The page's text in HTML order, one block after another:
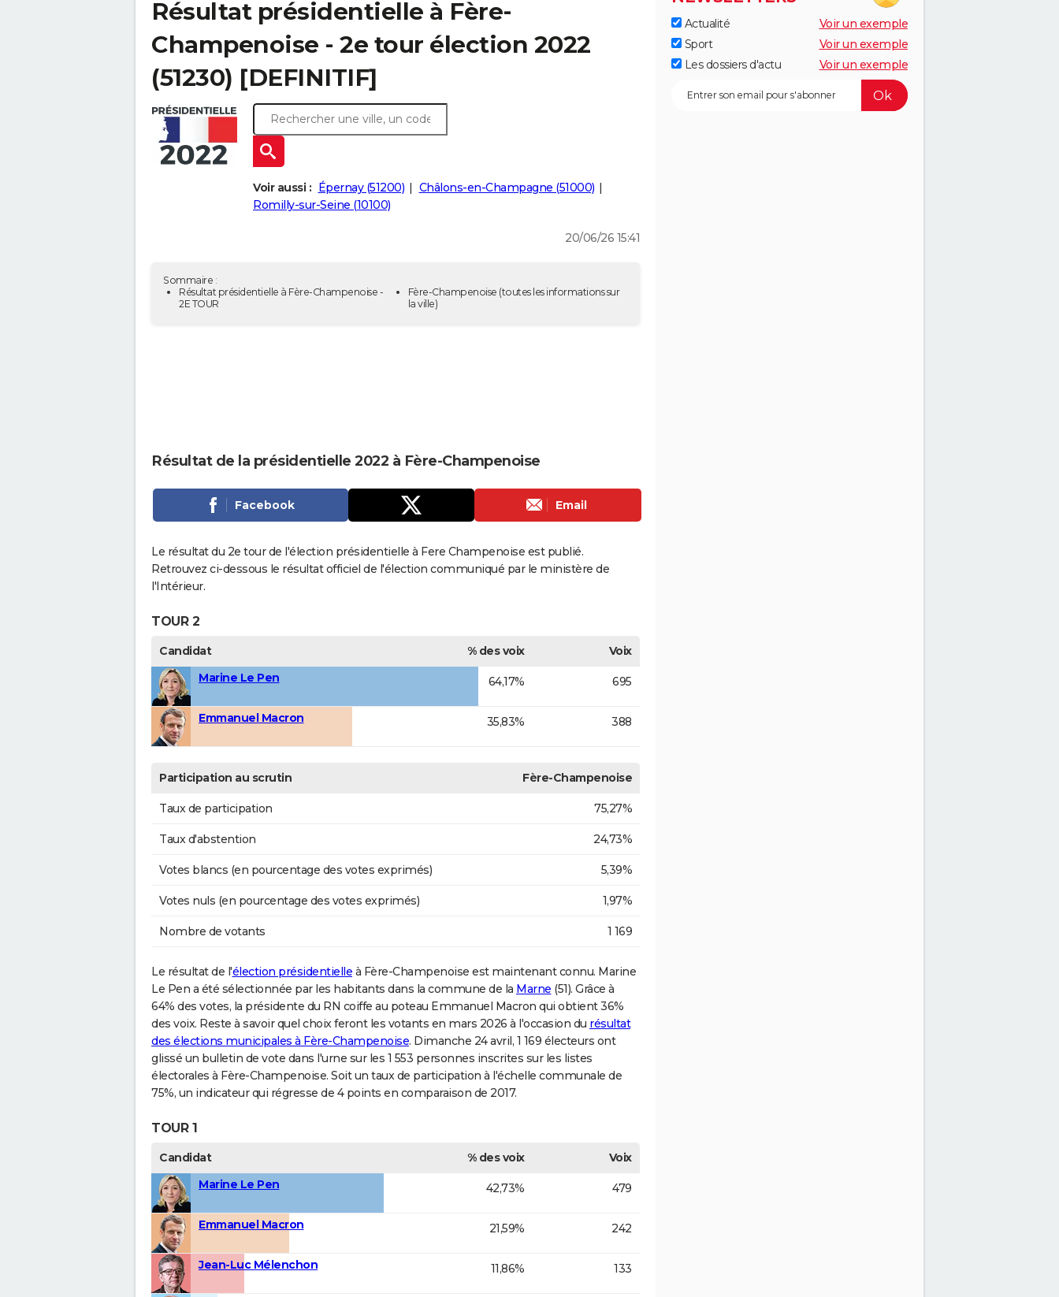
Résultat présidentielle à Fère-
Champenoise - 2e tour élection 2022
(51230) [DEFINITIF]
Voir aussi : Épernay (51200)
Châlons-en-Champagne (51000)
Romilly-sur-Seine (10100)
20/06/26 15:41
Sommaire :
Résultat présidentielle à Fère-Champenoise -
2E TOUR
Fère-Champenoise (toutes les informations sur
la ville)
Résultat de la présidentielle 2022 à Fère-Champenoise
Facebook Email
Le résultat du 2e tour de l'élection présidentielle à Fere Champenoise est publié.
Retrouvez ci-dessous le résultat officiel de l'élection communiqué par le ministère de
l'Intérieur.
TOUR 2
Candidat % des voix
Voix
Marine Le Pen
64,17% 695
Emmanuel Macron 35,83% 388
Participation au scrutin Fère-Champenoise
Taux de participation 75,27%
Taux d'abstention 24,73%
Votes blancs (en pourcentage des votes exprimés) 5,39%
Votes nuls (en pourcentage des votes exprimés) 1,97%
Nombre de votants 1 169
Le résultat de l'élection présidentielle à Fère-Champenoise est maintenant connu. Marine
Le Pen a été sélectionnée par les habitants dans la commune de la Marne (51). Grâce à
64% des votes, la présidente du RN coiffe au poteau Emmanuel Macron qui obtient 36%
des voix. Reste à savoir quel choix feront les votants en mars 2026 à l'occasion du résultat
des élections municipales à Fère-Champenoise. Dimanche 24 avril, 1 169 électeurs ont
glissé un bulletin de vote dans l'urne sur les 1 553 personnes inscrites sur les listes
électorales à Fère-Champenoise. Soit un taux de participation à l'échelle communale de
75%, un indicateur qui régresse de 4 points en comparaison de 2017.
TOUR 1
Candidat % des voix
Voix
Marine Le Pen
42,73% 479
Emmanuel Macron 21,59% 242
Jean-Luc Mélenchon 11,86% 133
Actualité
Voir un exemple
Sport
Voir un exemple
Les dossiers d'actu
Voir un exemple